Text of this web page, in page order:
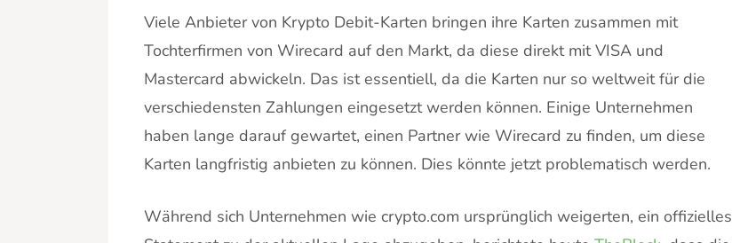
Viele Anbieter von Krypto Debit-Karten bringen ihre Karten zusammen mit
Tochterfirmen von Wirecard auf den Markt, da diese direkt mit VISA und
Mastercard abwickeln. Das ist essentiell, da die Karten nur so weltweit für die
verschiedensten Zahlungen eingesetzt werden können. Einige Unternehmen
haben lange darauf gewartet, einen Partner wie Wirecard zu finden, um diese
Karten langfristig anbieten zu können. Dies könnte jetzt problematisch werden.
Während sich Unternehmen wie crypto.com ursprünglich weigerten, ein offizielles